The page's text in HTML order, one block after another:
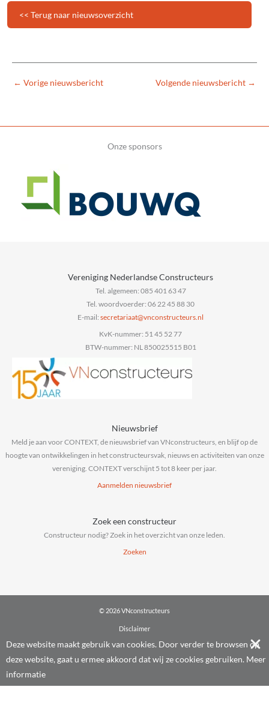
Deze website maakt gebruik van cookies. Door verder te browsen op
deze website, gaat u ermee akkoord dat wij ze cookies gebruiken. Meer
informatie
<< Terug naar nieuwsoverzicht
← Vorige nieuwsbericht Volgende nieuwsbericht →
Onze sponsors
Vereniging Nederlandse Constructeurs
Tel. algemeen: 085 401 63 47
Tel. woordvoerder: 06 22 45 88 30
E-mail:
ln.sruetcurtsnocnv
@taairaterces
KvK-nummer: 51 45 52 77
BTW-nummer: NL 850025515 B01
Nieuwsbrief
Meld je aan voor CONTEXT, de nieuwsbrief van VNconstructeurs, en blijf op de
hoogte van ontwikkelingen in het constructeursvak, nieuws en activiteiten van onze
vereniging. CONTEXT verschijnt 5 tot 8 keer per jaar.
Aanmelden nieuwsbrief
Zoek een constructeur
Constructeur nodig? Zoek in het overzicht van onze leden.
Zoeken
© 2026 VNconstructeurs
Disclaimer
Privacy & cookies